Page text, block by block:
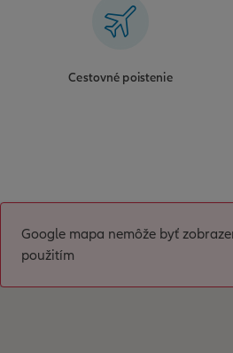
Cestovné poistenie
Google mapa nemôže byť
použitím